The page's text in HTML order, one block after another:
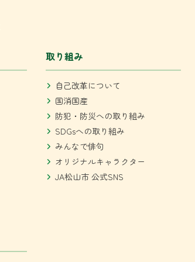
取り組み
自己改革について
国消国産
防犯・防災への取り組み
SDGsへの取り組み
みんなで俳句
オリジナルキャラクター
JA松山市 公式SNS